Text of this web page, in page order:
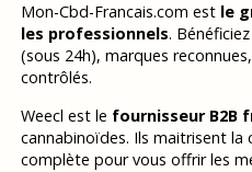
Mon-Cbd-Francais.com est le
les professionnels.
(sous 24h), marques
contrôlés.
Weecl est le fournisseur B2B
cannabinoïdes. Ils maitrisent la
complète pour vous offrir les